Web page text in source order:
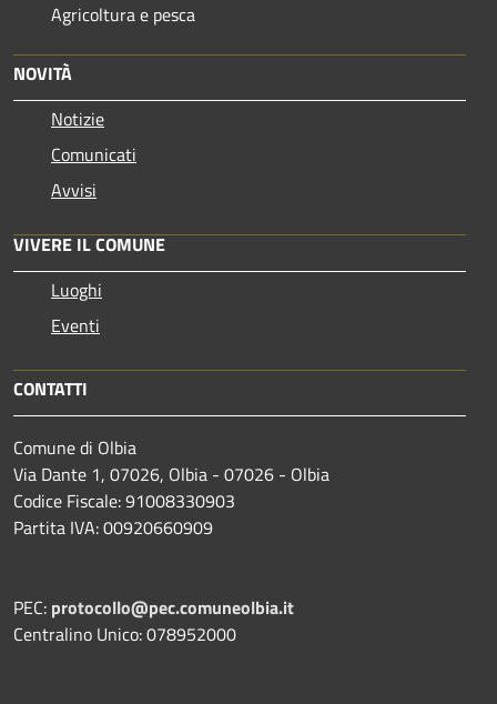
Agricoltura e pesca
NOVITÀ
Notizie
Comunicati
Avvisi
VIVERE IL COMUNE
Luoghi
Eventi
CONTATTI
Comune di Olbia
Via Dante 1, 07026, Olbia - 07026 - Olbia
Codice Fiscale: 91008330903
Partita IVA: 00920660909
PEC: protocollo@pec.comuneolbia.it
Centralino Unico: 078952000